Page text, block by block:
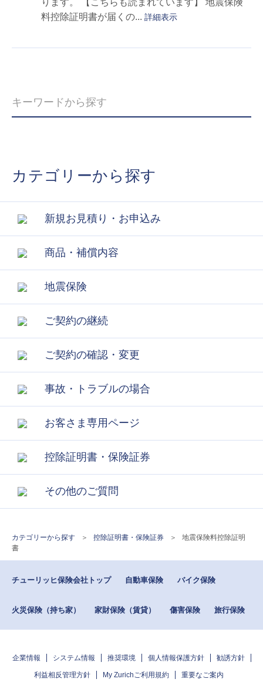
ります。 【こちらも読まれています】 地震保険
料控除証明書が届くの... 詳細表示
カテゴリーから探す
新規お見積り・お申込み
商品・補償内容
地震保険
ご契約の継続
ご契約の確認・変更
事故・トラブルの場合
お客さま専用ページ
控除証明書・保険証券
その他のご質問
カテゴリーから探す > 控除証明書・保険証券 >
地震保険料控除証明
書
チューリッヒ保険会社トップ 自動車保険 バイク保険
火災保険（持ち家） 家財保険（賃貸） 傷害保険 旅行保険
企業情報 システム情報 推奨環境 個人情報保護方針 勧誘方針
利益相反管理方針 My Zurichご利用規約 重要なご案内